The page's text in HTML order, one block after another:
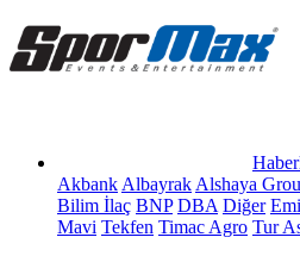
Akbank Albayrak Alshaya
Bilim İlaç BNP DBA Diğer
Mavi Tekfen Timac Agro Tur